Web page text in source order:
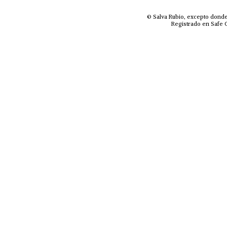
© Salva Rubio, excepto
Registrado en Safe